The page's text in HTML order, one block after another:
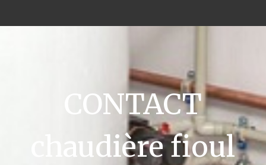
CONTACT
chaudière fioul